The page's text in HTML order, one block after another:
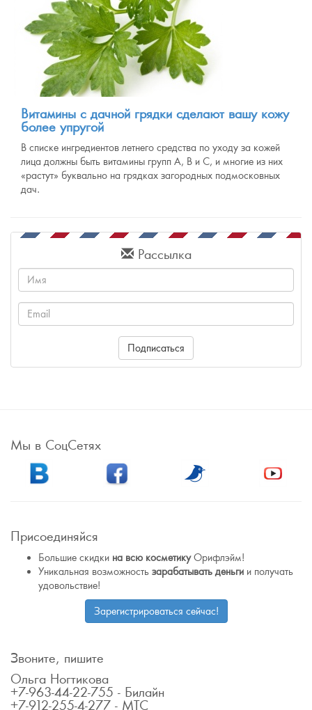
Витамины с дачной грядки сделают вашу кожу
более упругой
В списке ингредиентов летнего средства по уходу за кожей
лица должны быть витамины групп А, В и С, и многие из них
«растут» буквально на грядках загородных подмосковных
дач.
Рассылка
Подписаться
Мы в СоцСетях
Присоединяйся
Большие скидки на всю косметикуОрифлэйм!
Уникальная возможность зарабатывать деньги и получать
удовольствие!
Зарегистрироваться сейчас!
Звоните, пишите
Ольга Ногтикова
+7-963-44-22-755 - Билайн
+7-912-255-4-277 - МТС